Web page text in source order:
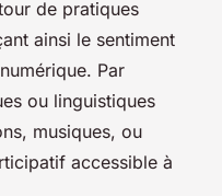
de pratiques
ainsi le sentiment
Par
ou linguistiques
musiques, ou
accessible à